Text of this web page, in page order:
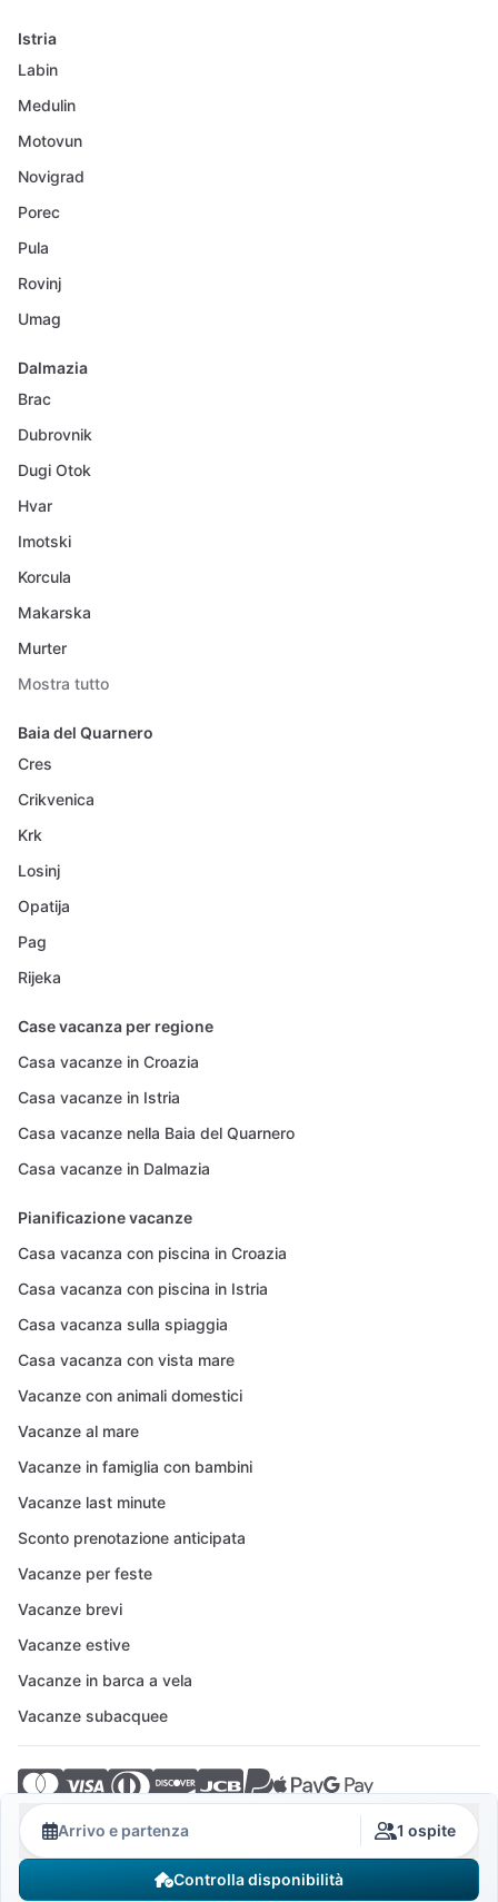
Arrivo e partenza 1 ospite
Controlla disponibilità
Istria
Labin
Medulin
Motovun
Novigrad
Porec
Pula
Rovinj
Umag
Dalmazia
Brac
Dubrovnik
Dugi Otok
Hvar
Imotski
Korcula
Makarska
Murter
Mostra tutto
Baia del Quarnero
Cres
Crikvenica
Krk
Losinj
Opatija
Pag
Rijeka
Case vacanza per regione
Casa vacanze in Croazia
Casa vacanze in Istria
Casa vacanze nella Baia del Quarnero
Casa vacanze in Dalmazia
Pianificazione vacanze
Casa vacanza con piscina in Croazia
Casa vacanza con piscina in Istria
Casa vacanza sulla spiaggia
Casa vacanza con vista mare
Vacanze con animali domestici
Vacanze al mare
Vacanze in famiglia con bambini
Vacanze last minute
Sconto prenotazione anticipata
Vacanze per feste
Vacanze brevi
Vacanze estive
Vacanze in barca a vela
Vacanze subacquee
© 2026 Crovillas GmbH